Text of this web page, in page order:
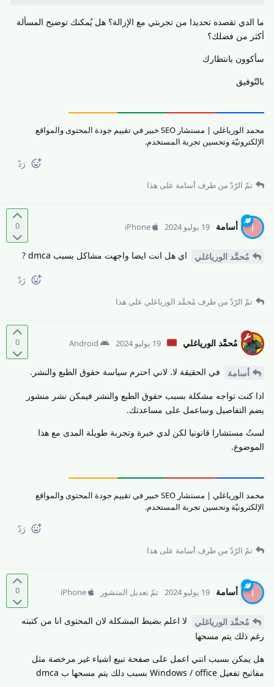
ما الدي تقصده تحديدا من تجربتي مع الإزالة؟ هل يُمكنك توضيح المسألة
أكثر من فضلك؟
سأكوون بانتظارك
بالتّوفيق
محمد الورياغلي | مستشار SEO خبير في تقييم جودة المحتوى والمواقع
الإلكترونيّة وتحسين تجربة المستخدم.
رَدّ
تمّ الرّدّ من طرف أسامة على هذا
0 أ أسامة 19 يوليو 2024 iPhone
مُحمَّد الورياغلي اي هل انت ايضا واجهت مشاكل بسبب dmca ?
رَدّ
تمّ الرّدّ من طرف مُحمَّد الورياغلي على هذا
0 مُحمَّد الورياغلي 19 يوليو 2024 Android
أسامة في الحقيقة لا. لاني احترم سياسة حقوق الطبع والنشر.
اذا كنت تواجه مشكلة بسبب حقوق الطبع والنشر فيمكن نشر منشور
يضم التفاصيل وساعمل على مساعدتك.
لستُ مستشارا قانونيا لكن لدي خبرة وتجربة طويلة المدى مع هذا
الموضوع.
محمد الورياغلي | مستشار SEO خبير في تقييم جودة المحتوى والمواقع
الإلكترونيّة وتحسين تجربة المستخدم.
رَدّ
تمّ الرّدّ من طرف أسامة على هذا
0 أ أسامة 19 يوليو 2024 تمّ تعديل المنشور iPhone
مُحمَّد الورياغلي
لا اعلم بضبط المشكلة لان المحتوى انا من كتبته
رغم ذلك يتم مسحها
هل يمكن بسبب انني اعمل على صفحة تبيع اشياء غير مرخصة مثل
مفاتيح تفعيل Windows / office بسبب دلك يتم مسحها ب dmca